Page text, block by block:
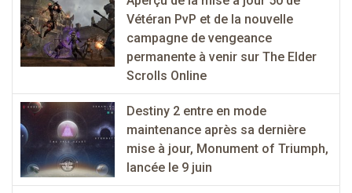
Vétéran PvP et de la nouvelle
campagne de vengeance
permanente à venir sur The Elder
Scrolls Online
Destiny 2 entre en mode
maintenance après sa dernière
mise à jour, Monument of Triumph,
lancée le 9 juin